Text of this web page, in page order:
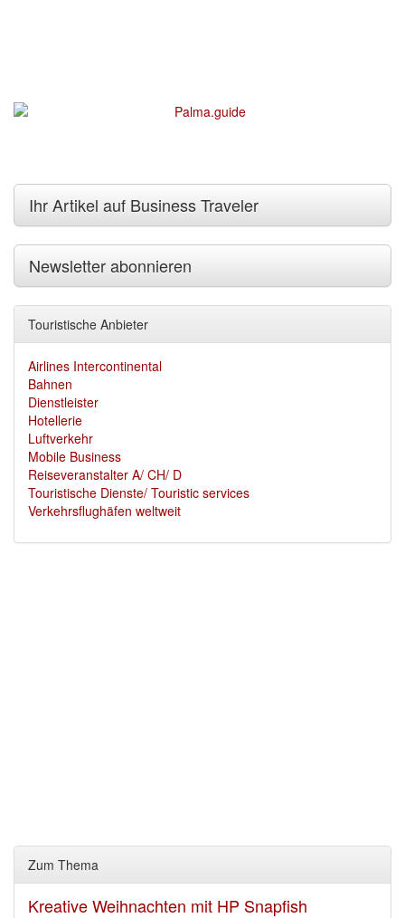
Ihr Artikel auf Business Traveler
Newsletter abonnieren
Touristische Anbieter
Airlines Intercontinental
Bahnen
Dienstleister
Hotellerie
Luftverkehr
Mobile Business
Reiseveranstalter A/ CH/ D
Touristische Dienste/ Touristic services
Verkehrsflughäfen weltweit
Zum Thema
Kreative Weihnachten mit HP Snapfish